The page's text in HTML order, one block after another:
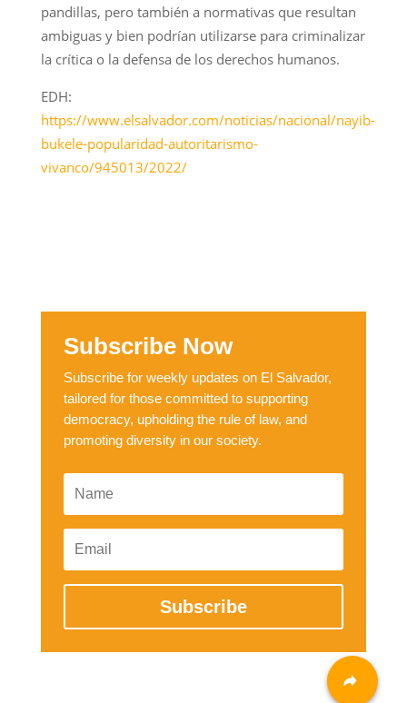
pandillas, pero también a normativas que resultan
ambiguas y bien podrían utilizarse para criminalizar
la crítica o la defensa de los derechos humanos.
EDH:
https://www.elsalvador.com/noticias/nacional/nayib-
bukele-popularidad-autoritarismo-
vivanco/945013/2022/
Subscribe Now
Subscribe for weekly updates on El Salvador,
tailored for those committed to supporting
democracy, upholding the rule of law, and
promoting diversity in our society.
Subscribe